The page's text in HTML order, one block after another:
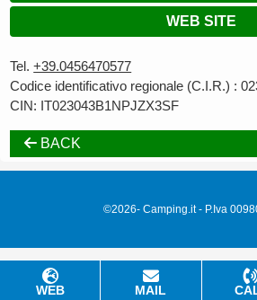
WEB SITE
Tel.+39.0456470577
Codice identificativo regionale (C.I.R.) :
CIN: IT023043B1NPJZX3SF
BACK
WEB MAIL
©2026- Camping.it - P.Iva